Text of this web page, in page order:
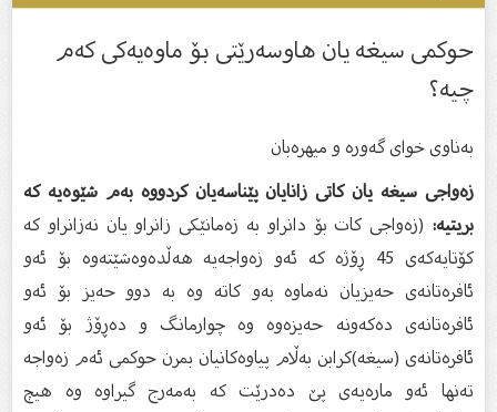
حوكمى سيغە یان هاوسەرێتى بۆ ماوەیەكى كەم
چیە؟
بەناوى خواى گەورە و میهرەبان
زەواجى سیغە یان كاتى زانایان پێناسەیان كردووە بەم شێوەیە كە
بریتیە:(زەواجى كات بۆ دانراو بە زەمانێكى زانراو یان نەزانراو كە
كۆتایەكەى 45 ڕۆژە كە ئەو زەواجەیە هەڵدەوەشێتەوە بۆ ئەو
ئافرەتانەى حەیزیان نەماوە بەو كاتە وە بە دوو حەیز بۆ ئەو
ئافرەتانەى دەكەونە حەیزەوە وە چوارمانگ و دەڕۆژ بۆ ئەو
ئافرەتانەى (سیغە)كرابن بەڵام پیاوەكانیان بمرن حوكمى ئەم زەواجە
تەنها ئەو مارەیەى پێ دەدرێت كە بەمەرج گیراوە وە هیچ